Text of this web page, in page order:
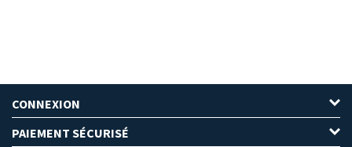
CONNEXION
PAIEMENT SÉCURISÉ